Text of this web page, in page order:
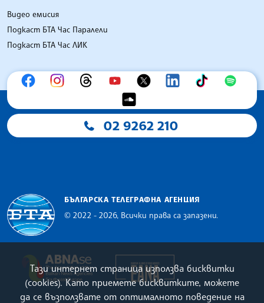
Видео емисия
Подкаст БТА Час Паралели
Подкаст БТА Час ЛИК
02 9262 210
Българска телеграфна агенция
БЪЛГАРСКА ТЕЛЕГРАФНА АГЕНЦИЯ
© 2022 - 2026, Всички права са запазени.
Тази интернет страница използва бисквитки
(cookies). Като приемете бисквитките, можете
да се възползвате от оптималното поведение на